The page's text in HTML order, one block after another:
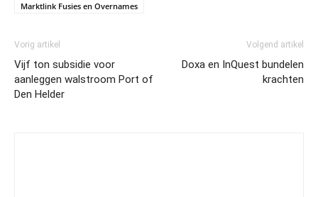
Marktlink Fusies en Overnames
Vorig artikel
Vijf ton subsidie voor
aanleggen walstroom Port of
Den Helder
Volgend artikel
Doxa en InQuest bundelen
krachten